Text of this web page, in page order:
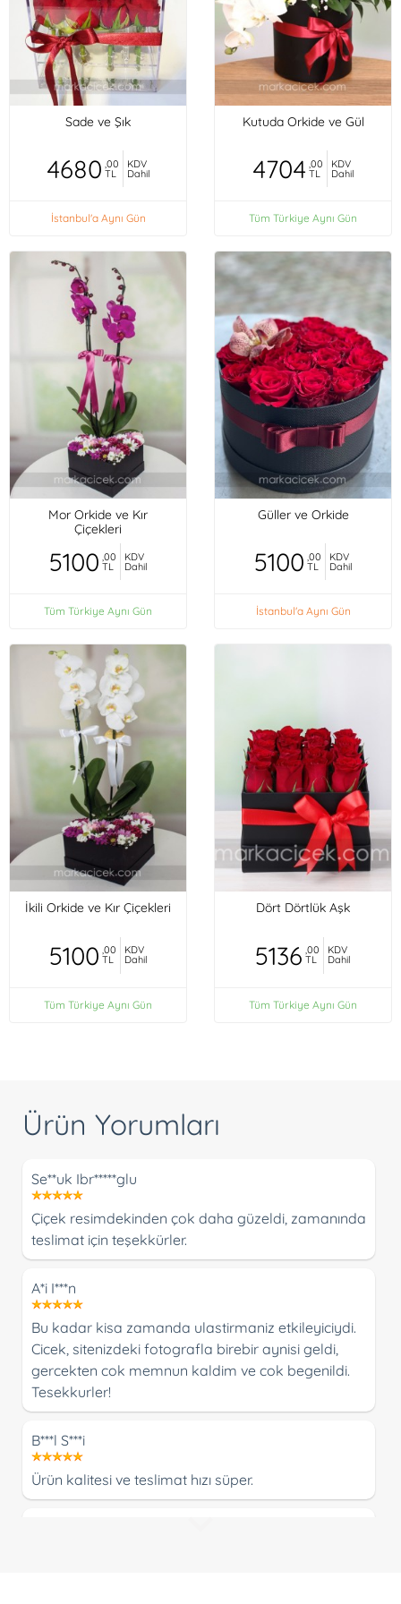
Sade ve Şık
4680 ,00
TL
KDV
Dahil
İstanbul'a Aynı Gün
Kutuda Orkide ve Gül
4704 ,00
TL
KDV
Dahil
Tüm Türkiye Aynı Gün
Mor Orkide ve Kır
Çiçekleri
5100 ,00
TL
KDV
Dahil
Tüm Türkiye Aynı Gün
Güller ve Orkide
5100 ,00
TL
KDV
Dahil
İstanbul'a Aynı Gün
İkili Orkide ve Kır Çiçekleri
5100 ,00
TL
KDV
Dahil
Tüm Türkiye Aynı Gün
Dört Dörtlük Aşk
5136 ,00
TL
KDV
Dahil
Tüm Türkiye Aynı Gün
Ürün Yorumları
Se**uk Ibr*****glu
Çiçek resimdekinden çok daha güzeldi, zamanında
teslimat için teşekkürler.
A*i I***n
Bu kadar kisa zamanda ulastirmaniz etkileyiciydi.
Cicek, sitenizdeki fotografla birebir aynisi geldi,
gercekten cok memnun kaldim ve cok begenildi.
Tesekkurler!
B***l S***i
Ürün kalitesi ve teslimat hızı süper.